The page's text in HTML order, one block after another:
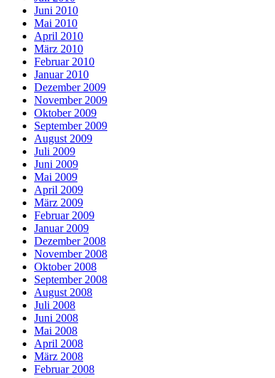
Juni 2010
Mai 2010
April 2010
März 2010
Februar 2010
Januar 2010
Dezember 2009
November 2009
Oktober 2009
September 2009
August 2009
Juli 2009
Juni 2009
Mai 2009
April 2009
März 2009
Februar 2009
Januar 2009
Dezember 2008
November 2008
Oktober 2008
September 2008
August 2008
Juli 2008
Juni 2008
Mai 2008
April 2008
März 2008
Februar 2008